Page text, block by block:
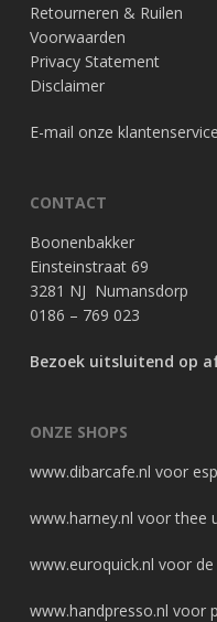
Retourneren & Ruilen
Voorwaarden
Privacy Statement
Disclaimer
E-mail onze klantenservice
CONTACT
Boonenbakker
Einsteinstraat 69
3281 NJ Numansdorp
0186 – 769 023
Bezoek uitsluitend op
ONZE SHOPS
www.dibarcafe.nl voor
www.harney.nl voor thee
www.euroquick.nl voor de
www.handpresso.nl voor